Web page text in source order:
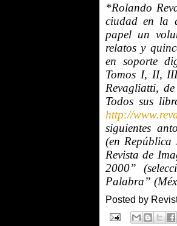
*Rolando
ciudad en la
papel un
relatos y
en soporte
Tomos I, II,
Revagliatti,
Todos sus
http://
siguientes
(en República
Revista de
2000”
Palabra”
Posted by